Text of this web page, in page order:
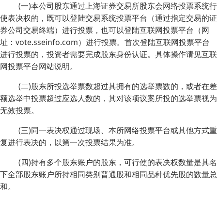
(一)本公司股东通过上海证券交易所股东会网络投票系统行
使表决权的，既可以登陆交易系统投票平台（通过指定交易的证
券公司交易终端）进行投票，也可以登陆互联网投票平台（网
址：vote.sseinfo.com）进行投票。首次登陆互联网投票平台
进行投票的，投资者需要完成股东身份认证。具体操作请见互联
网投票平台网站说明。
(二)股东所投选举票数超过其拥有的选举票数的，或者在差
额选举中投票超过应选人数的，其对该项议案所投的选举票视为
无效投票。
(三)同一表决权通过现场、本所网络投票平台或其他方式重
复进行表决的，以第一次投票结果为准。
(四)持有多个股东账户的股东，可行使的表决权数量是其名
下全部股东账户所持相同类别普通股和相同品种优先股的数量总
和。